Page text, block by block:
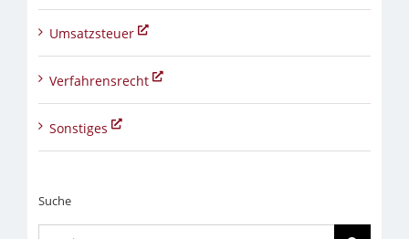
Umsatzsteuer
Verfahrensrecht
Sonstiges
Suche